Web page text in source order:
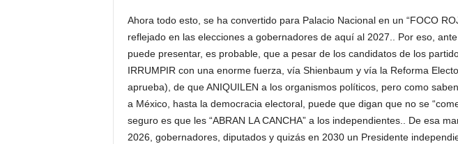
Ahora todo esto, se ha convertido para Palacio Nacional en un “FOCO
reflejado en las elecciones a gobernadores de aquí al 2027.. Por eso,
puede presentar, es probable, que a pesar de los candidatos de los
IRRUMPIR con una enorme fuerza, vía Shienbaum y vía la Reforma
aprueba), de que ANIQUILEN a los organismos políticos, pero como
a México, hasta la democracia electoral, puede que digan que no se
seguro es que les “ABRAN LA CANCHA” a los independientes.. De esa
2026, gobernadores, diputados y quizás en 2030 un Presidente